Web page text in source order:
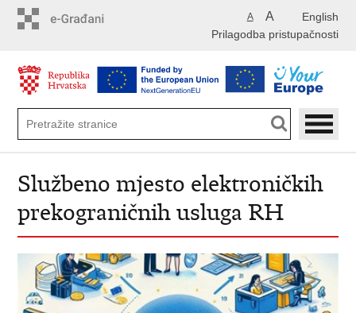
English
A A
Prilagodba pristupačnosti
Službeno mjesto elektroničkih
prekograničnih usluga RH